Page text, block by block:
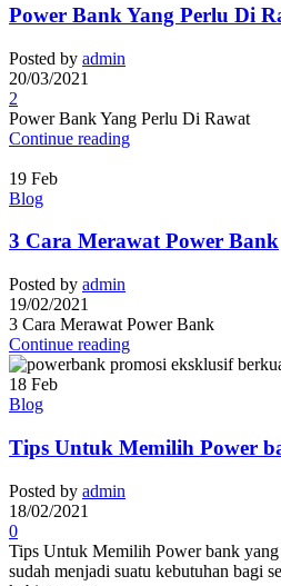
Power Bank Yang Perlu Di
Posted by admin
20/03/2021
2
Power Bank Yang Perlu Di Rawat
Continue reading
19 Feb
Blog
3 Cara Merawat Power Bank
Posted by admin
19/02/2021
3 Cara Merawat Power Bank
Continue reading
18 Feb
Blog
Tips Untuk Memilih Power
Posted by admin
18/02/2021
0
Tips Untuk Memilih Power bank
sudah menjadi suatu kebutuhan bagi